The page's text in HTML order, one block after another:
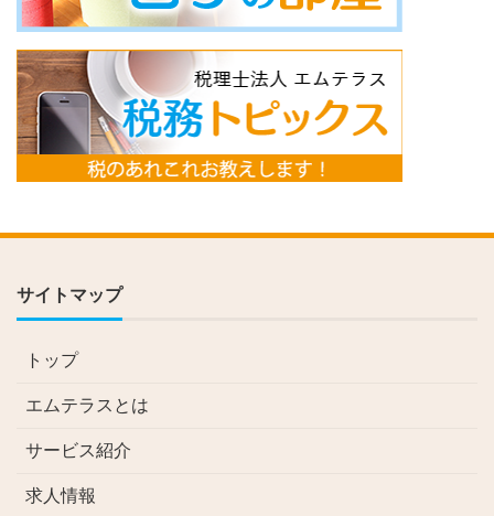
サイトマップ
トップ
エムテラスとは
サービス紹介
求人情報